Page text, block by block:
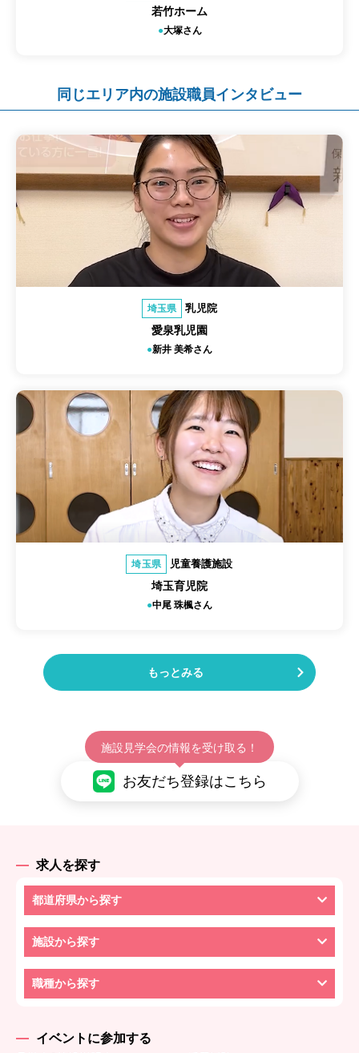
若竹ホーム
大塚さん
同じエリア内の施設職員インタビュー
埼玉県 乳児院
愛泉乳児園
新井 美希さん
埼玉県 児童養護施設
埼玉育児院
中尾 珠楓さん
もっとみる
施設見学会の情報を受け取る！
お友だち登録はこちら
求人を探す
都道府県から探す
施設から探す
職種から探す
イベントに参加する